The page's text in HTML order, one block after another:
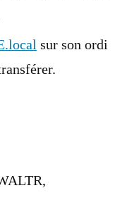
sur son ordi